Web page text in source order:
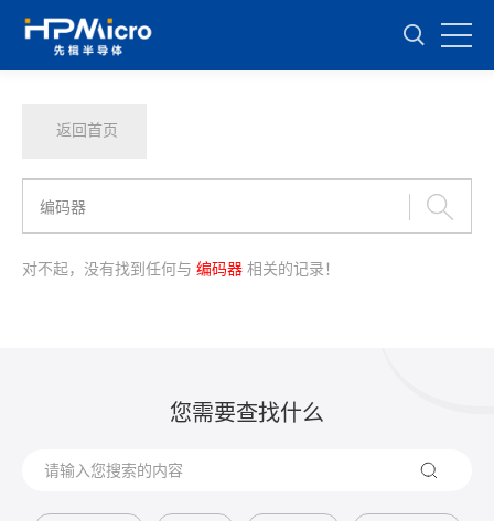
返回首页
对不起，没有找到任何与 编码器 相关的记录！
您需要查找什么